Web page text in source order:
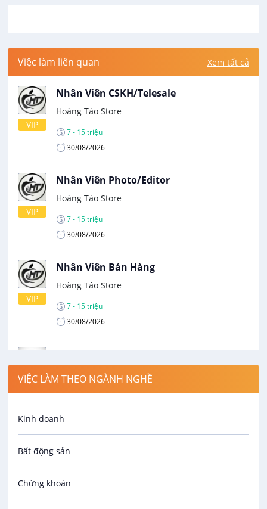
Việc làm liên quan Xem tất cả
VIP
Nhân Viên CSKH/Telesale
Hoàng Táo Store
7 - 15 triệu
30/08/2026
VIP
Nhân Viên Photo/Editor
Hoàng Táo Store
7 - 15 triệu
30/08/2026
VIP
Nhân Viên Bán Hàng
Hoàng Táo Store
7 - 15 triệu
30/08/2026
VIP
Kế Toán Bán Hàng
Công Ty Cổ Phần Đầu Tư Hải Sản Sống Nguyễn
Gia
VIỆC LÀM THEO NGÀNH NGHỀ
Kinh doanh
Bất động sản
Chứng khoán